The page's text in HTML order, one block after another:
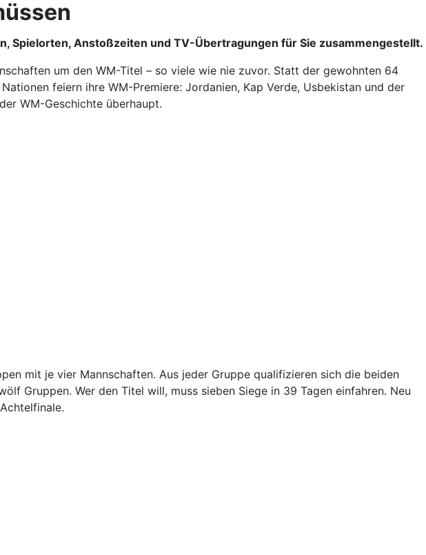
Spielorten, Anstoßzeiten und TV-Übertragungen für Sie zusammengestellt.
um den WM-Titel – so viele wie nie zuvor. Statt der gewohnten 64
feiern ihre WM-Premiere: Jordanien, Kap Verde, Usbekistan und der
WM-Geschichte überhaupt.
mit je vier Mannschaften. Aus jeder Gruppe qualifizieren sich die beiden
Gruppen. Wer den Titel will, muss sieben Siege in 39 Tagen einfahren. Neu